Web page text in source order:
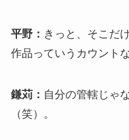
平野： きっと、そこだ
作品っていうカウント
鎌苅： 自分の管轄じゃ
（笑）。